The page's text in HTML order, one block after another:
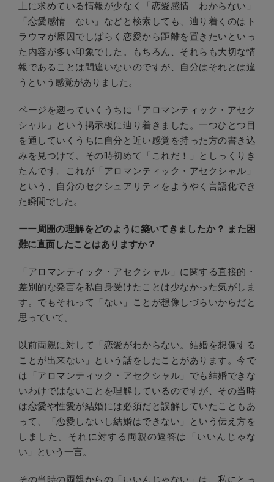
上に求めている情報が少なく「恋愛感情 わからない」
「恋愛感情 ない」などと検索しても、辿り着くのはト
ラウマが原因でしばらく恋愛から距離を置きたいといっ
た内容が多い印象でした。もちろん、それらも大切な情
報であることは間違いないのですが、自分はそれとは違
うという感覚がありました。
ページを遡っていくうちに「アロマンティック・アセク
シャル」という掲示板に辿り着きました。一つひとつ目
を通していくうちに自分と近い感覚を持った方の書き込
みを見つけて、その時初めて「これだ！」としっくりき
たんです。これが「アロマンティック・アセクシャル」
という、自分のセクシュアリティをようやく言語化でき
た瞬間でした。
ーー周囲の理解をどのように築いてきましたか？ また困
難に直面したことはありますか？
「アロマンティック・アセクシャル」に関する直接的・
差別的な発言を私自身受けたことは少なかった気がしま
す。でもそれって「ない」ことが想像しづらいからだと
思っていて。
以前両親に対して「恋愛がわからない。結婚を想像する
ことが出来ない」という話をしたことがあります。今で
は「アロマンティック・アセクシャル」でも結婚できな
いわけではないことを理解しているのですが、その当時
は恋愛や性愛が結婚には必須だと誤解していたこともあ
って、「恋愛しないし結婚はできない」という伝え方を
しました。それに対する両親の返答は「いいんじゃな
い」という一言。
その当時の両親からの「いいんじゃない」は、私にとっ